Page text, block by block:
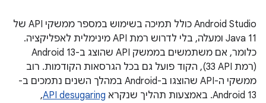
‫Android Studio כולל תמיכה בשימוש במספר ממשקי API של
Java 11 ומעלה, בלי לדרוש רמת API מינימלית לאפליקציה.
כלומר, אם משתמשים בממשק API שהוצג ב-Android 13
(רמת API‏ 33), הקוד פועל גם בכל הגרסאות הקודמות. רוב
ממשקי ה-API שהוצגו ב-Android במהלך השנים נתמכים ב-
Android 13. באמצעות תהליך שנקרא
API desugaring
,